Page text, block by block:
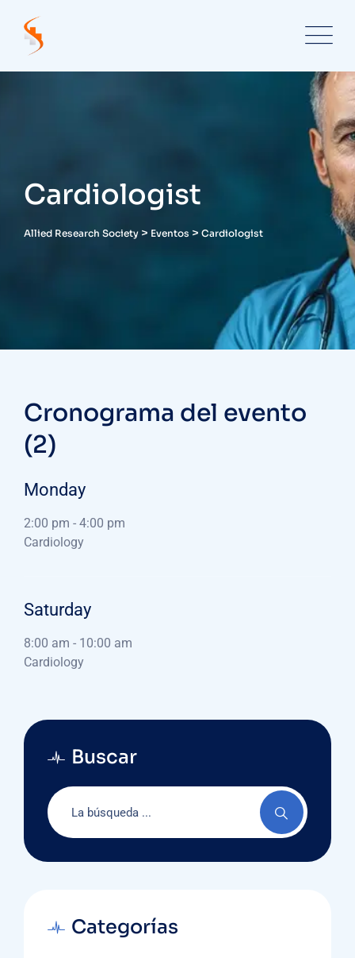
Cardiologist
Allied Research Society > Eventos > Cardiologist
Cronograma del evento
(2)
Monday
2:00 pm - 4:00 pm
Cardiology
Saturday
8:00 am - 10:00 am
Cardiology
Buscar
Categorías